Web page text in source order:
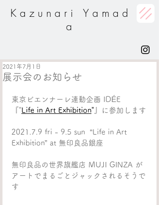
K a z u n a r i Y a m a d
a
展示会のお知らせ
2021年7月1日
東京ビエンナーレ連動企画 IDÉE
『"Life in Art Exhibition" 』に参加します
2021.7.9 fri - 9.5 sun  “Life in Art
Exhibition” at 無印良品銀座
無印良品の世界旗艦店 MUJI GINZA が
アートでまるごとジャックされるそうで
す